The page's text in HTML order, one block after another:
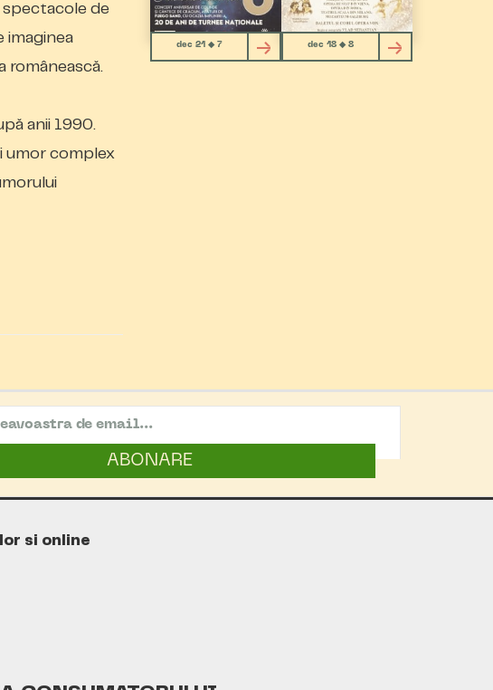
spectacole de
imaginea
românească.
anii 1990.
umor complex
dec 21 ◆ 7 dec 18 ◆ 8
ABONARE
si online